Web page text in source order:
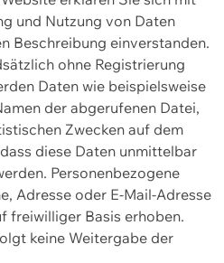
und Nutzung von Daten
Beschreibung einverstanden.
ohne Registrierung
Daten wie beispielsweise
der abgerufenen Datei,
Zwecken auf dem
diese Daten unmittelbar
Personenbezogene
Adresse oder E-Mail-Adresse
freiwilliger Basis erhoben.
keine Weitergabe der